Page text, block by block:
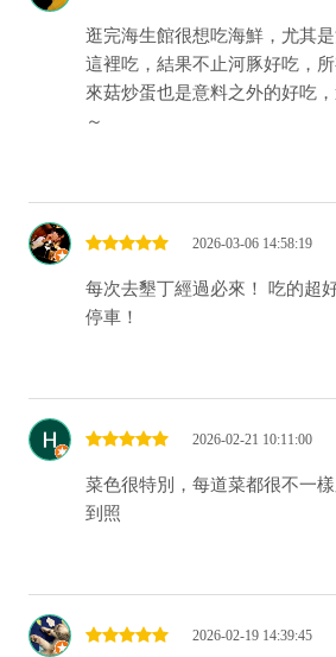
逛完海生館很想吃海鮮，尤其
這裡吃，結果不止河豚好吃，
來菇炒蛋也是意料之外的好吃
～
2026-03-06 14:58:19
每次去墾丁經過必來！ 吃的超
停車！
2026-02-21 10:11:00
菜色很特別，每道菜都很不一
到照
2026-02-19 14:39:45